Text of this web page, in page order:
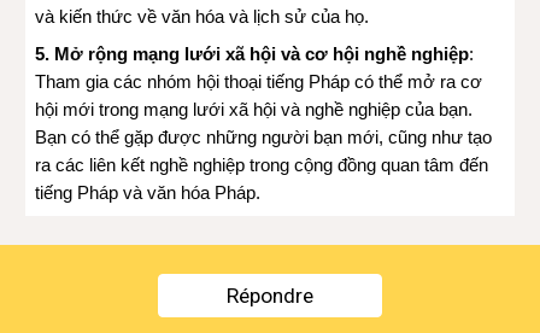
và kiến ​​thức về văn hóa và lịch sử của họ.
5. Mở rộng mạng lưới xã hội và cơ hội nghề nghiệp:
Tham gia các nhóm hội thoại tiếng Pháp có thể mở ra cơ
hội mới trong mạng lưới xã hội và nghề nghiệp của bạn.
Bạn có thể gặp được những người bạn mới, cũng như tạo
ra các liên kết nghề nghiệp trong cộng đồng quan tâm đến
tiếng Pháp và văn hóa Pháp.
Répondre